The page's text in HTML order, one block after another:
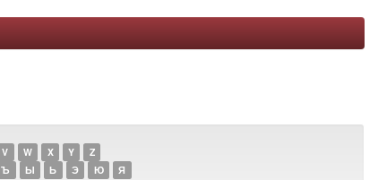
V W X Y
Z
Ъ Ы Ь Э Ю Я